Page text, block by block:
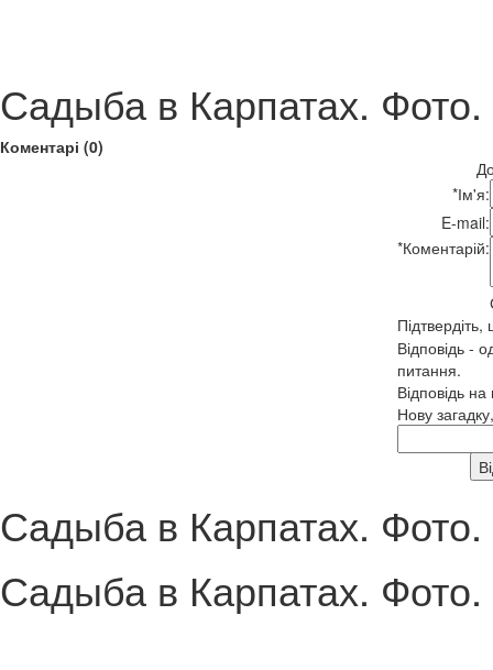
Садыба в Карпатах.
Коментарі (0)
*Ім'я:
E-mail:
*Коментарій:
Відповідь -
питання.
Відповідь
Нову
Садыба в Карпатах.
Садыба в Карпатах.